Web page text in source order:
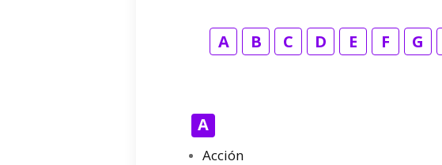
A B C D E F G
A
Acción